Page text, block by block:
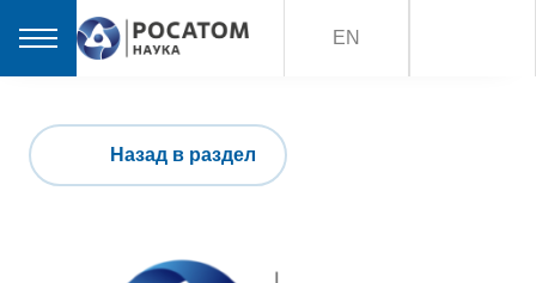
EN
Назад в раздел